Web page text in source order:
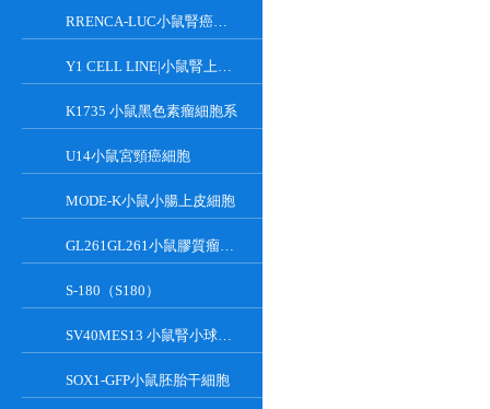
RRENCA-LUC小鼠腎癌細胞LUC轉染株
Y1 CELL LINE|小鼠腎上腺皮質瘤細胞
K1735 小鼠黑色素瘤細胞系
U14小鼠宮頸癌細胞
MODE-K小鼠小腸上皮細胞
GL261GL261小鼠膠質瘤細胞
S-180（S180）
SV40MES13 小鼠腎小球系膜細胞
SOX1-GFP小鼠胚胎干細胞